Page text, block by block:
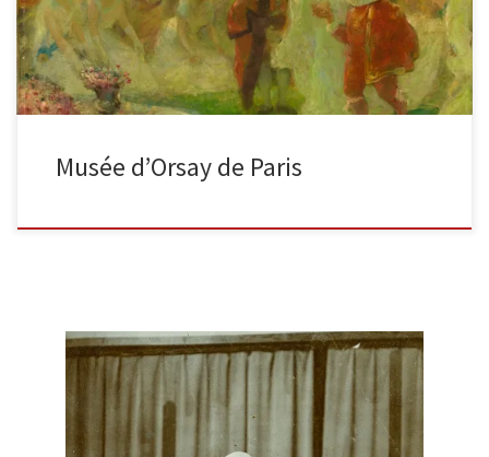
Musée d’Orsay de Paris